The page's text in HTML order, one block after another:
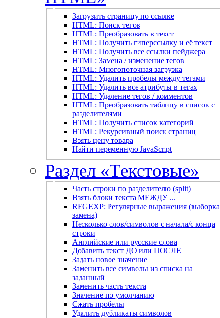
Загрузить страницу по ссылке
HTML: Поиск тегов
HTML: Преобразовать в текст
HTML: Получить гиперссылку и её текст
HTML: Получить все ссылки пейджера
HTML: Замена / изменение тегов
HTML: Многопоточная загрузка
HTML: Удалить пробелы между тегами
HTML: Удалить все атрибуты в тегах
HTML: Удаление тегов / комментов
HTML: Преобразовать таблицу в список с
разделителями
HTML: Получить список категорий
HTML: Рекурсивный поиск страниц
Взять цену товара
Найти переменную JavaScript
Раздел «Текстовые»
Часть строки по разделителю (split)
Взять блоки текста МЕЖДУ ...
REGEXP: Регулярные выражения
замена)
Несколько слов/символов с начала/с конца
строки
Английские или русские слова
Добавить текст ДО или ПОСЛЕ
Задать новое значение
Заменить все символы из списка на
заданный
Заменить часть текста
Значение по умолчанию
Сжать пробелы
Удалить дубликаты символов